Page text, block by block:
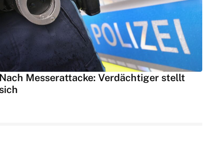
Messerattacke: Verdächtiger stellt